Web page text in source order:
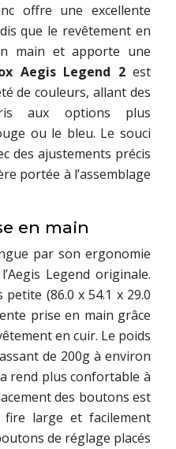
offre une excellente
que le revêtement en
main et apporte une
Aegis Legend 2est
de couleurs, allant des
aux options plus
ou le bleu. Le souci
des ajustements précis
portée à l’assemblage
en main
par son ergonomie
Legend originale.
(86.0 x 54.1 x 29.0
prise en main grâce
en cuir. Le poids
de 200g à environ
rend plus confortable à
des boutons est
large et facilement
de réglage placés